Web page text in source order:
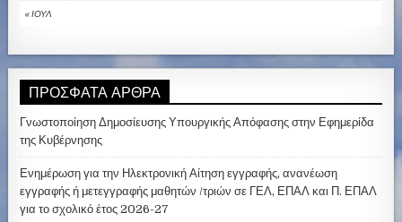
« ΙΟΎΛ
ΠΡΌΣΦΑΤΑ ΆΡΘΡΑ
Γνωστοποίηση Δημοσίευσης Υπουργικής Απόφασης στην Εφημερίδα
της Κυβέρνησης
Ενημέρωση για την Ηλεκτρονική Αίτηση εγγραφής, ανανέωση
εγγραφής ή μετεγγραφής μαθητών /τριών σε ΓΕΛ, ΕΠΑΛ και Π. ΕΠΑΛ
για το σχολικό έτος 2026-27